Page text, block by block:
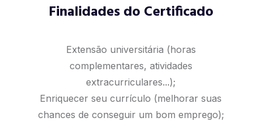
Finalidades do Certificado
Extensão universitária (horas
complementares, atividades
extracurriculares...);
Enriquecer seu currículo (melhorar suas
chances de conseguir um bom emprego);